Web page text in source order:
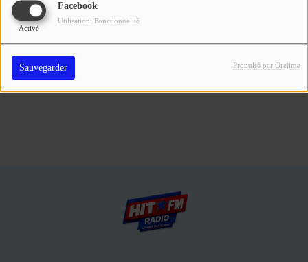
Facebook
Activé
Utilisation: Fonctionnalité
Sauvegarder Propulsé par Orejime
SE CONNECTER